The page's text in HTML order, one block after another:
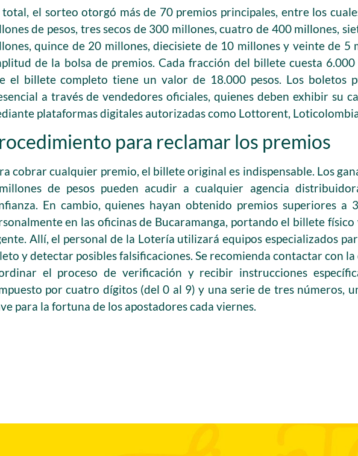
total, el sorteo otorgó más de 70 premios principales, entre los
de pesos, tres secos de 300 millones, cuatro de 400 millones,
quince de 20 millones, diecisiete de 10 millones y veinte de 5
de la bolsa de premios. Cada fracción del billete cuesta
el billete completo tiene un valor de 18.000 pesos. Los boletos
a través de vendedores oficiales, quienes deben exhibir su
plataformas digitales autorizadas como Lottorent,
para reclamar los premios
cobrar cualquier premio, el billete original es indispensable. Los
de pesos pueden acudir a cualquier agencia
En cambio, quienes hayan obtenido premios superiores a
en las oficinas de Bucaramanga, portando el billete
Allí, el personal de la Lotería utilizará equipos especializados
y detectar posibles falsificaciones. Se recomienda contactar con
el proceso de verificación y recibir instrucciones
por cuatro dígitos (del 0 al 9) y una serie de tres números,
para la fortuna de los apostadores cada viernes.